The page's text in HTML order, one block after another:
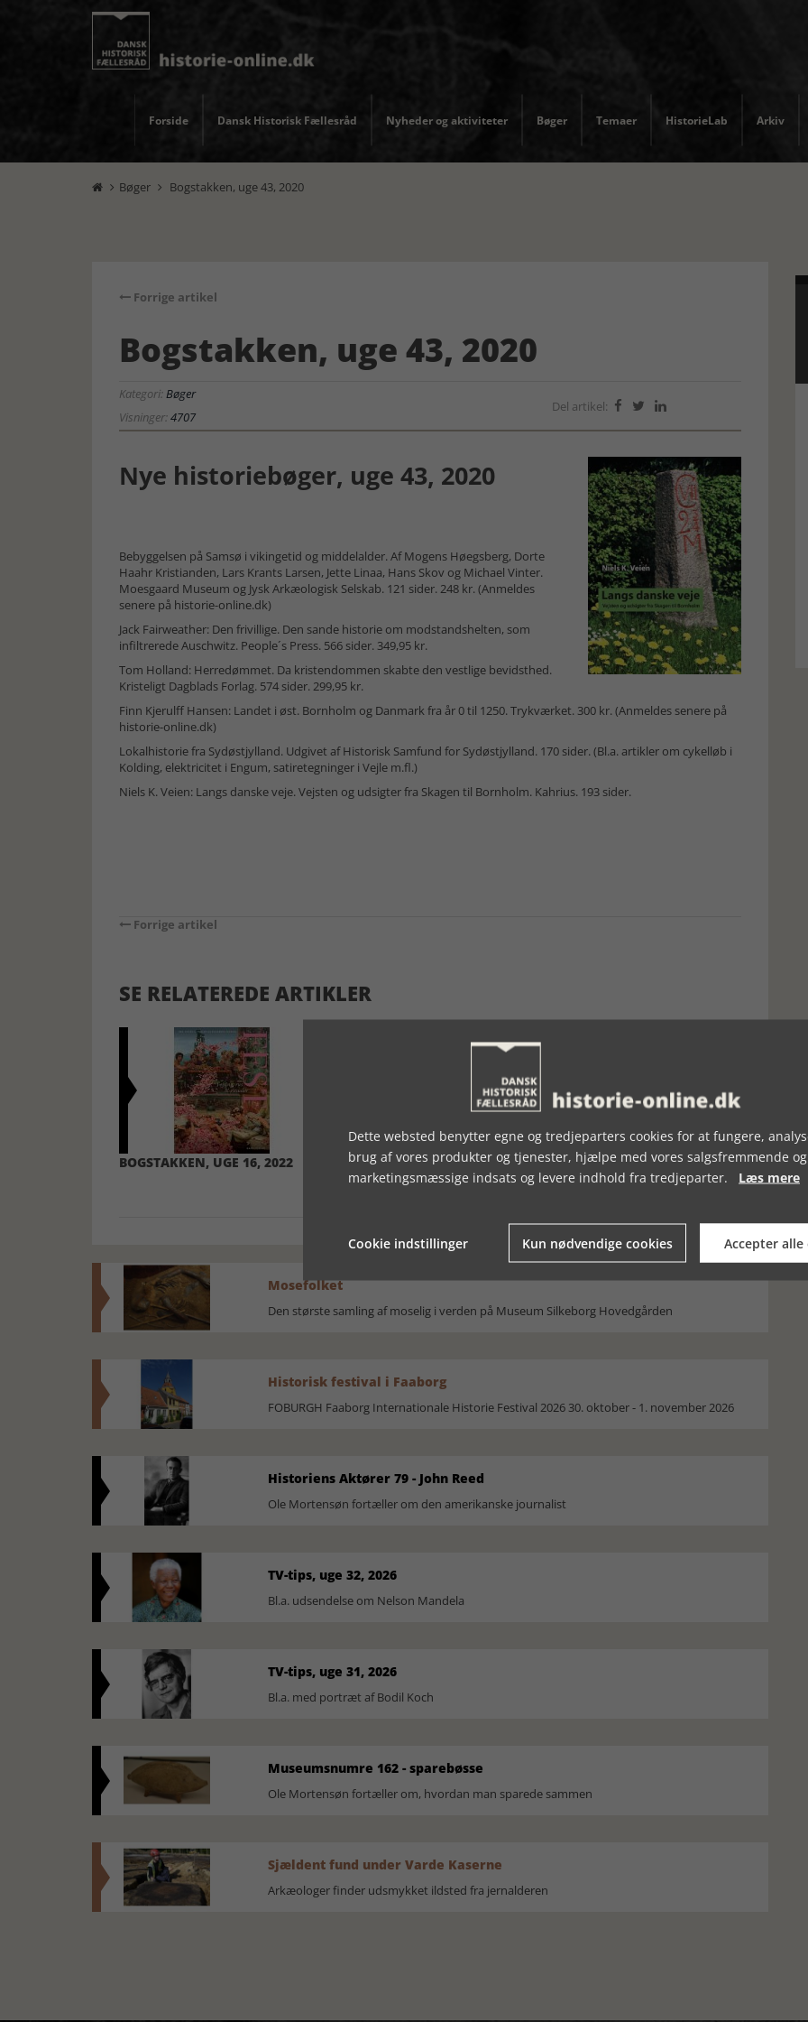
Forside Dansk Historisk Fællesråd Nyheder og aktiviteter Bøger Temaer HistorieLab Arkiv
 Bøger  Bogstakken, uge 43, 2020
Forrige artikel
Bogstakken, uge 43, 2020
Kategori:Bøger
Visninger:4707
Del artikel:   
Nye historiebøger, uge 43, 2020
Bebyggelsen på Samsø i vikingetid og middelalder. Af Mogens Høegsberg, Dorte
Haahr Kristianden, Lars Krants Larsen, Jette Linaa, Hans Skov og Michael Vinter.
Moesgaard Museum og Jysk Arkæologisk Selskab. 121 sider. 248 kr. (Anmeldes
senere på historie-online.dk)
Jack Fairweather: Den frivillige. Den sande historie om modstandshelten, som
infiltrerede Auschwitz. People´s Press. 566 sider. 349,95 kr.
Tom Holland: Herredømmet. Da kristendommen skabte den vestlige bevidsthed.
Kristeligt Dagblads Forlag. 574 sider. 299,95 kr.
Finn Kjerulff Hansen: Landet i øst. Bornholm og Danmark fra år 0 til 1250. Trykværket. 300 kr. (Anmeldes senere på
historie-online.dk)
Lokalhistorie fra Sydøstjylland. Udgivet af Historisk Samfund for Sydøstjylland. 170 sider. (Bl.a. artikler om cykelløb i
Kolding, elektricitet i Engum, satiretegninger i Vejle m.fl.)
Niels K. Veien: Langs danske veje. Vejsten og udsigter fra Skagen til Bornholm. Kahrius. 193 sider.
Forrige artikel
SE RELATEREDE ARTIKLER
BOGSTAKKEN, UGE 16, 2022 BOGSTAKKEN, UGE 10, 2021 BOGSTAKKEN, UGE 26, 2022
Mosefolket
Den største samling af moselig i verden på Museum Silkeborg Hovedgården
Historisk festival i Faaborg
FOBURGH Faaborg Internationale Historie Festival 2026 30. oktober - 1. november 2026
Historiens Aktører 79 - John Reed
Ole Mortensøn fortæller om den amerikanske journalist
TV-tips, uge 32, 2026
Bl.a. udsendelse om Nelson Mandela
TV-tips, uge 31, 2026
Bl.a. med portræt af Bodil Koch
Museumsnumre 162 - sparebøsse
Ole Mortensøn fortæller om, hvordan man sparede sammen
Sjældent fund under Varde Kaserne
Arkæologer finder udsmykket ildsted fra jernalderen
Dette websted benytter egne og tredjeparters cookies for at fungere,
brug af vores produkter og tjenester, hjælpe med vores salgsfremmende og
marketingsmæssige indsats og levere indhold fra tredjeparter. Læs mere
Cookie indstillinger Kun nødvendige cookies Accepter alle